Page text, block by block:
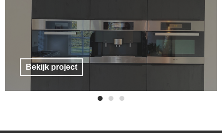
Bekijk project